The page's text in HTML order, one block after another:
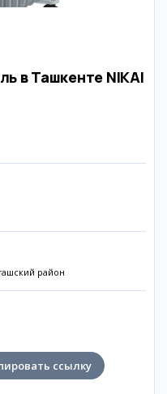
в Ташкенте NIKAI
район
ссылку